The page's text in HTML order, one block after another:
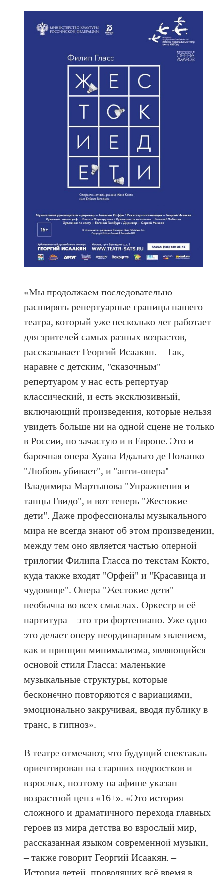
«Мы продолжаем последовательно
расширять репертуарные границы нашего
театра, который уже несколько лет работает
для зрителей самых разных возрастов, –
рассказывает Георгий Исаакян. – Так,
наравне с детским, "сказочным"
репертуаром у нас есть репертуар
классический, и есть эксклюзивный,
включающий произведения, которые нельзя
увидеть больше ни на одной сцене не только
в России, но зачастую и в Европе. Это и
барочная опера Хуана Идальго де Поланко
"Любовь убивает", и "анти-опера"
Владимира Мартынова "Упражнения и
танцы Гвидо", и вот теперь "Жестокие
дети". Даже профессионалы музыкального
мира не всегда знают об этом произведении,
между тем оно является частью оперной
трилогии Филипа Гласса по текстам Кокто,
куда также входят "Орфей" и "Красавица и
чудовище". Опера "Жестокие дети"
необычна во всех смыслах. Оркестр и её
партитура – это три фортепиано. Уже одно
это делает оперу неординарным явлением,
как и принцип минимализма, являющийся
основой стиля Гласса: маленькие
музыкальные структуры, которые
бесконечно повторяются с вариациями,
эмоционально закручивая, вводя публику в
транс, в гипноз».
В театре отмечают, что будущий спектакль
ориентирован на старших подростков и
взрослых, поэтому на афише указан
возрастной ценз «16+». «Это история
сложного и драматичного перехода главных
героев из мира детства во взрослый мир,
рассказанная языком современной музыки,
– также говорит Георгий Исаакян. –
История детей, проводящих всё время в